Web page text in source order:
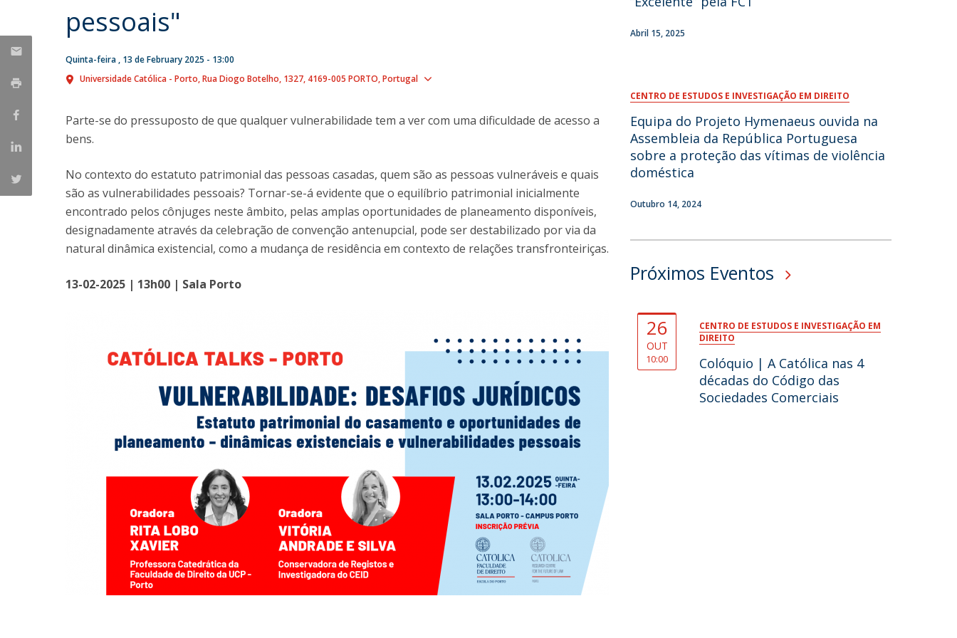
pessoais"
Quinta-feira , 13 de February 2025 - 13:00
Universidade Católica - Porto Rua Diogo Botelho, 1327 4169-005 PORTO Portugal
Parte-se do pressuposto de que qualquer vulnerabilidade tem a ver com uma dificuldade de acesso a
bens.
No contexto do estatuto patrimonial das pessoas casadas, quem são as pessoas vulneráveis e quais
são as vulnerabilidades pessoais? Tornar-se-á evidente que o equilíbrio patrimonial inicialmente
encontrado pelos cônjuges neste âmbito, pelas amplas oportunidades de planeamento disponíveis,
designadamente através da celebração de convenção antenupcial, pode ser destabilizado por via da
natural dinâmica existencial, como a mudança de residência em contexto de relações transfronteiriças.
13-02-2025 | 13h00 | Sala Porto
Abril 15, 2025
CENTRO DE ESTUDOS E INVESTIGAÇÃO EM DIREITO
Equipa do Projeto Hymenaeus ouvida na
Assembleia da República Portuguesa
sobre a proteção das vítimas de violência
doméstica
Outubro 14, 2024
Próximos Eventos
26
OUT
10:00
CENTRO DE ESTUDOS E INVESTIGAÇÃO EM
DIREITO
Colóquio | A Católica nas 4
décadas do Código das
Sociedades Comerciais